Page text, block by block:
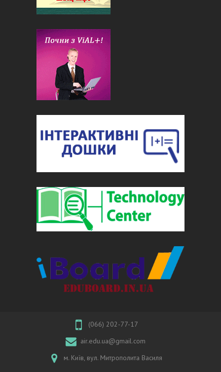
(066) 202-77-17
air.edu.ua@gmail.com
м. Київ, вул. Митрополита Василя